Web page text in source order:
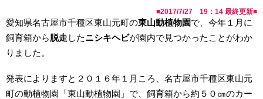
■2017/7/27 19：14 最終更新■
愛知県名古屋市千種区東山元町の東山動植物園で、今年１月に
飼育箱から脱走したニシキヘビが園内で見つかったことがわか
りました。
発表によりますと２０１６年１月ころ、名古屋市千種区東山元
町の動植物園「東山動植物園」で、飼育箱から約５０㎝のカー